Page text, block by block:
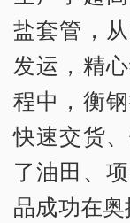
盐套管，
发运，精
程中，衡
快速交货
了油田、
品成功在